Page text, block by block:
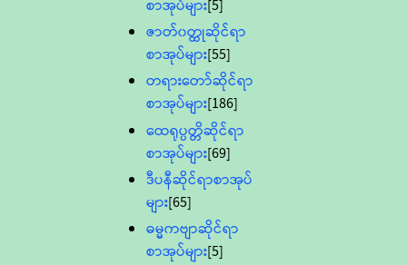
စာအုပ်များ[5]
ဇာတ်၀တ္ထုဆိုင်ရာ
စာအုပ်များ[55]
တရားတော်ဆိုင်ရာ
စာအုပ်များ[186]
ထေရုပ္ပတ္တိဆိုင်ရာ
စာအုပ်များ[69]
ဒီပနီဆိုင်ရာစာအုပ်
များ[65]
ဓမ္မကဗျာဆိုင်ရာ
စာအုပ်များ[5]